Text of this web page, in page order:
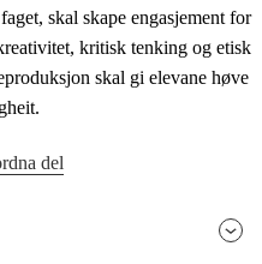
skal skape engasjement for
kritisk tenking og etisk
skal gi elevane høve
del